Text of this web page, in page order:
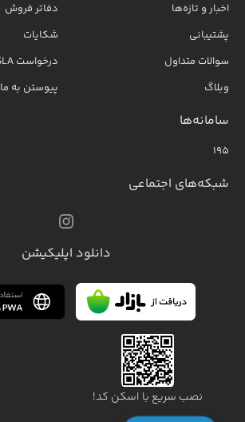
اخبار و تازه‌ها
پشتیبانی
سوالات متداول
وبلاگ
دفاتر فروش
شکایات
درخواست SLA
پیوستن به ما
سامانه‌ها
۱۹۵
شبکه‌های اجتماعی
دانلود اپلیکیشن
نصب سریع با اسکن کد!